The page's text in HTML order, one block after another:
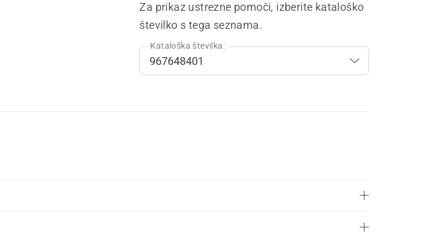
Za prikaz ustrezne pomoči, izberite kataloško
številko s tega seznama.
Kataloška številka: